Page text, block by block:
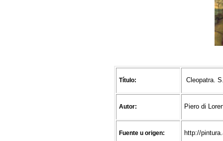
Título: Cleopatra.
Autor: Piero di
Fuente u origen: http://